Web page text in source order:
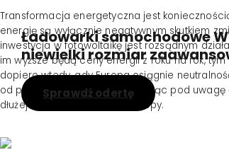
Transformacja energetyczna jest
energię są wyłącznie negatywnym skutkiem
inwestycja w fotowoltaikę jest rozsądnym
im wyższe będą ceny energii z roku na rok,
dopiero wtedy, gdy Europa osiągnie
od paliw kopalnych. Jednak biorąc pod
dłużej niż w innych krajach Europy.
Ładowarki samochodowe
niewielki rozmiar
Sprawdź odertę